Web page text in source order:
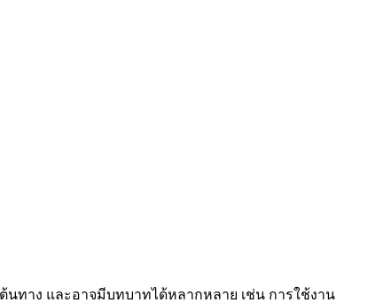
นทาง และอาจมีบทบาทได้หลากหลาย เช่น การใช้งาน